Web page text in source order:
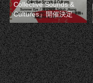
Collective Sounds &
Cultures』開催決定